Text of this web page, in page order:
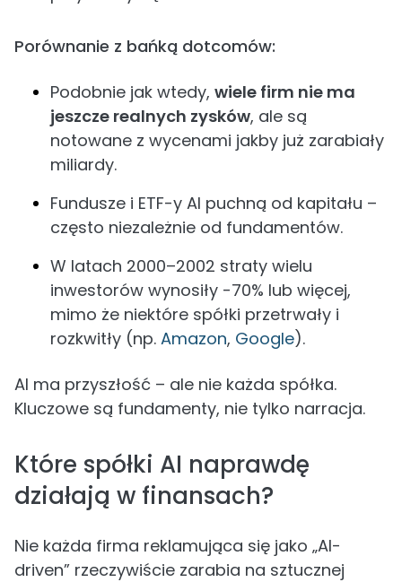
Porównanie z bańką dotcomów:
Podobnie jak wtedy, wiele firm nie ma
jeszcze realnych zysków, ale są
notowane z wycenami jakby już zarabiały
miliardy.
Fundusze i ETF-y AI puchną od kapitału –
często niezależnie od fundamentów.
W latach 2000–2002 straty wielu
inwestorów wynosiły -70% lub więcej,
mimo że niektóre spółki przetrwały i
rozkwitły (np. Amazon, Google).
AI ma przyszłość – ale nie każda spółka.
Kluczowe są fundamenty, nie tylko narracja.
Które spółki AI naprawdę
działają w finansach?
Nie każda firma reklamująca się jako „AI-
driven” rzeczywiście zarabia na sztucznej